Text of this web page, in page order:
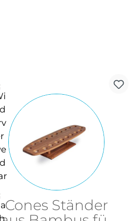
Cones Ständer